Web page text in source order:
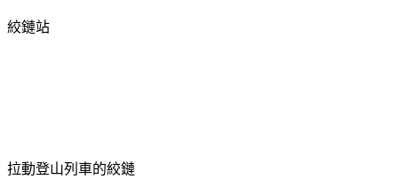
絞鏈站
拉動登山列車的絞鏈